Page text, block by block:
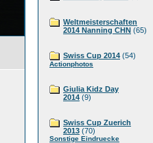
Weltmeisterschaften
2014 Nanning CHN (65)
Swiss Cup 2014 (54)
Actionphotos
Giulia Kidz Day
2014 (9)
Swiss Cup Zuerich
2013 (70)
Sonstige Eindruecke